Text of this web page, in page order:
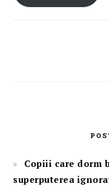
Copiii care dorm
superputerea